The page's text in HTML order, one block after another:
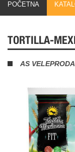
POČETNA
TORTILLA-
AS